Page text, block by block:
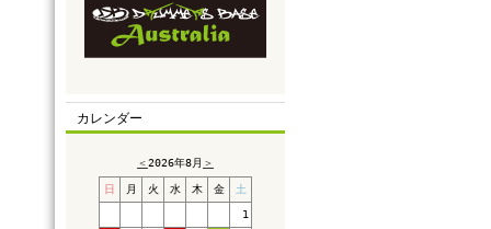
カレンダー
＜2026年8月 ＞
日 月 火 水 木 金 土
1